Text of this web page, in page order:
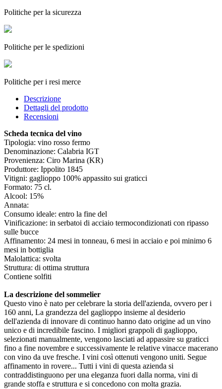
Politiche per la sicurezza
Politiche per le spedizioni
Politiche per i resi merce
Descrizione
Dettagli del prodotto
Recensioni
Scheda tecnica del vino
Tipologia: vino rosso fermo
Denominazione: Calabria IGT
Provenienza: Ciro Marina (KR)
Produttore: Ippolito 1845
Vitigni: gaglioppo 100% appassito sui graticci
Formato: 75 cl.
Alcool: 15%
Annata:
Consumo ideale: entro la fine del
Vinificazione: in serbatoi di acciaio termocondizionati con ripasso
sulle bucce
Affinamento: 24 mesi in tonneau, 6 mesi in acciaio e poi minimo 6
mesi in bottiglia
Malolattica: svolta
Struttura: di ottima struttura
Contiene solfiti
La descrizione del sommelier
Questo vino è nato per celebrare la storia dell'azienda, ovvero per i
160 anni, La grandezza del gaglioppo insieme al desiderio
dell'azienda di innovare di continuo hanno dato origine ad un vino
unico e di incredibile fascino. I migliori grappoli di gaglioppo,
selezionati manualmente, vengono lasciati ad appassire su graticci
fino a fine novembre e successivamente le relative vinacce macerano
con vino da uve fresche. I vini così ottenuti vengono uniti. Segue
affinamento in rovere... Tutti i vini di questa azienda si
contraddistinguono per una eleganza fuori dalla norma, vini di
grande stoffa e struttura e si concedono con molta grazia.